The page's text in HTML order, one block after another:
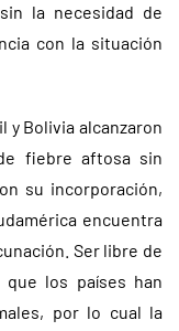
la necesidad de
con la situación
y Bolivia alcanzaron
fiebre aftosa sin
su incorporación,
encuentra
Ser libre de
los países han
por lo cual la